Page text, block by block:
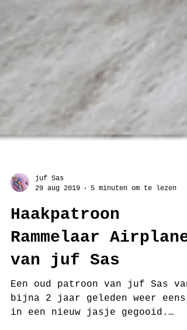
29 aug 2019
5 minuten om te lezen
Haakpatroon
Rammelaar Airplane
van juf Sas
Een oud patroon van juf Sas van